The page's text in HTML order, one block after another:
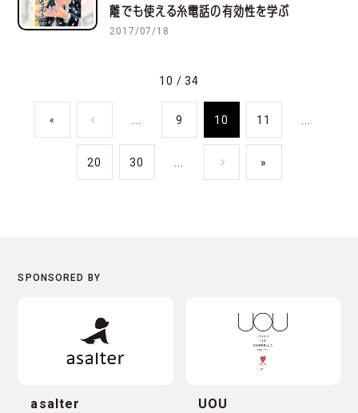
離でも使える糸電話の有効性を学ぶ
2017/07/18
10 / 34
« 9 10 11
20 30 »
asalter UOU